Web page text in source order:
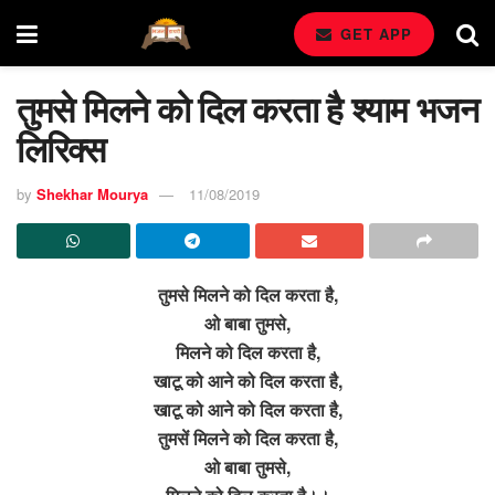
GET APP
तुमसे मिलने को दिल करता है श्याम भजन
लिरिक्स
by Shekhar Mourya 11/08/2019
तुमसे मिलने को दिल करता है,
ओ बाबा तुमसे,
मिलने को दिल करता है,
खाटू को आने को दिल करता है,
खाटू को आने को दिल करता है,
तुमसें मिलने को दिल करता है,
ओ बाबा तुमसे,